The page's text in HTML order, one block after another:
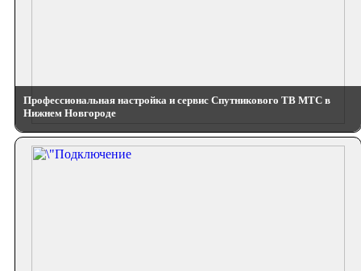
Профессиональная настройка и сервис Спутникового ТВ МТС в
Нижнем Новгороде